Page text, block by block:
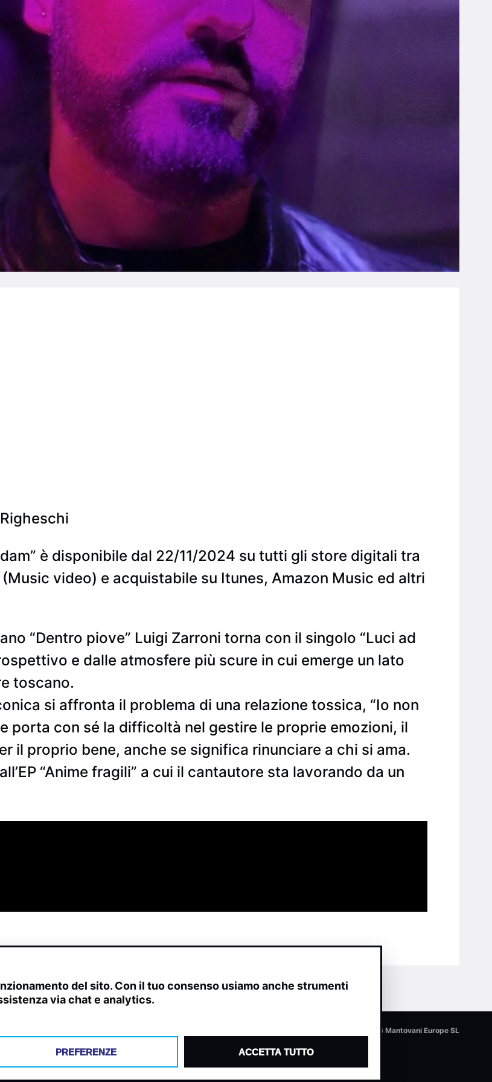
è disponibile dal 22/11/2024 su tutti gli store digitali tra
video) e acquistabile su Itunes, Amazon Music ed altri
“Dentro piove” Luigi Zarroni torna con il singolo “Luci ad
e dalle atmosfere più scure in cui emerge un lato
toscano.
si affronta il problema di una relazione tossica, “Io non
porta con sé la difficoltà nel gestire le proprie emozioni, il
il proprio bene, anche se significa rinunciare a chi si ama.
“Anime fragili” a cui il cantautore sta lavorando da un
web e rilevamenti radio.
© 2026 Mantovani Europe SL
del sito. Con il tuo consenso usiamo anche strumenti
via chat e analytics.
PREFERENZE ACCETTA TUTTO